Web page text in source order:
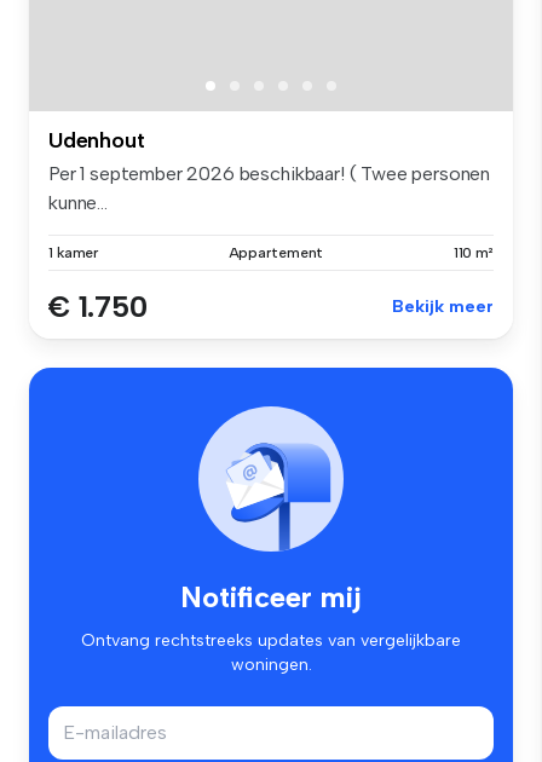
Udenhout
Per 1 september 2026 beschikbaar! ( Twee personen
kunne...
1 kamer Appartement 110 m²
€ 1.750 Bekijk meer
Notificeer mij
Ontvang rechtstreeks updates van vergelijkbare
woningen.